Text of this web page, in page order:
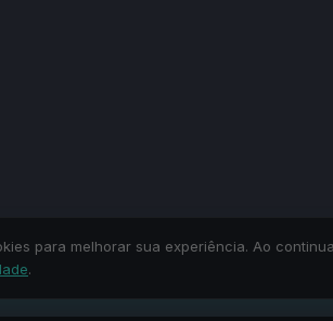
para melhorar sua experiência. Ao
.